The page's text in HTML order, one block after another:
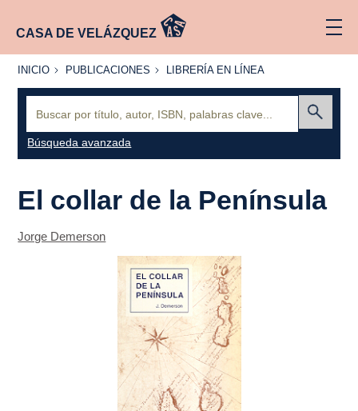
CASA DE VELÁZQUEZ
INICIO
INICIO PUBLICACIONES
PUBLICACIONES
LIBRERÍA
LÍNEA
LIBRERÍA EN LÍNEA
Búsqueda avanzada
El collar de la Península
Jorge Demerson